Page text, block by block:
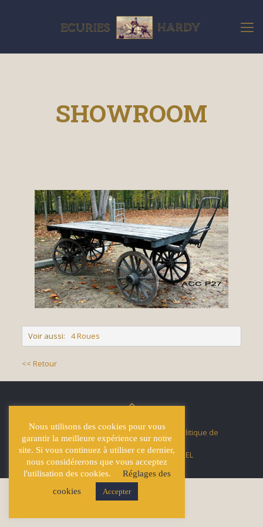
SHOWROOM
Voir aussi: 4 Roues
<< Retour
© Écuries Hardy -Mentions légales
- Politique de
confidentialité
Site développé parLucas GICQUEL
Nous utilisons des cookies pour vous
garantir la meilleure expérience sur notre
site. Si vous continuez à utiliser ce dernier,
nous considérerons que vous acceptez
l'utilisation des cookies.
Réglages des
cookies
Accepter